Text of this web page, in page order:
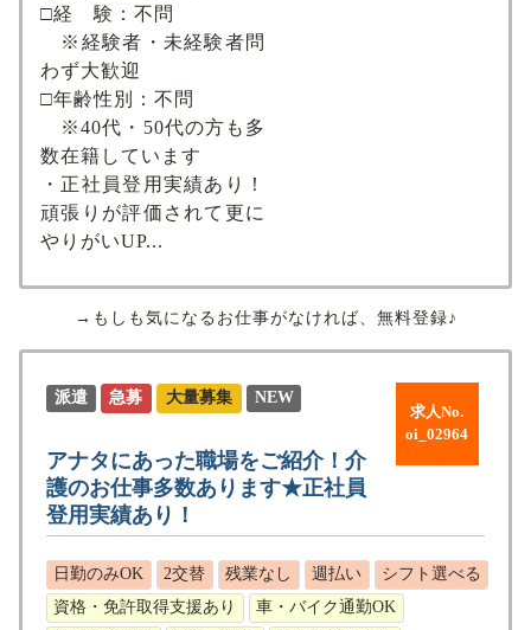
□経 験：不問
※経験者・未経験者問
わず大歓迎
□年齢性別：不問
※40代・50代の方も多
数在籍しています
・正社員登用実績あり！
頑張りが評価されて更に
やりがいUP...
→もしも気になるお仕事がなければ、無料登録♪
求人No.
oi_02964
派遣 急募 大量募集 NEW
アナタにあった職場をご紹介！介
護のお仕事多数あります★正社員
登用実績あり！
日勤のみOK 2交替 残業なし 週払い
シフト選べる
資格・免許取得支援あり
車・バイク通勤OK